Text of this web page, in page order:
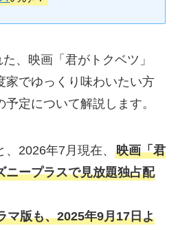
、映画「君がトクベツ」
家でゆっくり味わいたい方
定について解説します。
2026年7月現在、
映画「君
ニープラスで見放題独占配
マ版も、2025年9月17日よ